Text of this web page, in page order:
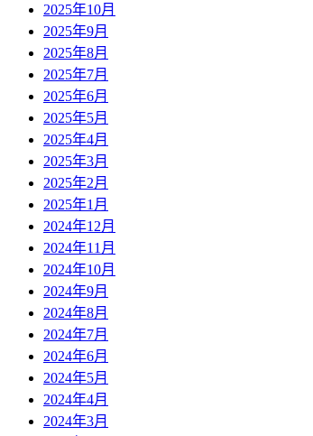
2025年10月
2025年9月
2025年8月
2025年7月
2025年6月
2025年5月
2025年4月
2025年3月
2025年2月
2025年1月
2024年12月
2024年11月
2024年10月
2024年9月
2024年8月
2024年7月
2024年6月
2024年5月
2024年4月
2024年3月